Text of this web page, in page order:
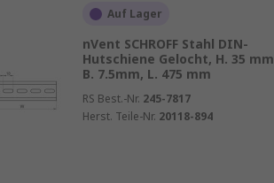
Auf Lager
nVent SCHROFF Stahl DIN-
Hutschiene Gelocht, H. 35 mm
B. 7.5mm, L. 475 mm
RS Best.-Nr. 245-7817
Herst. Teile-Nr. 20118-894